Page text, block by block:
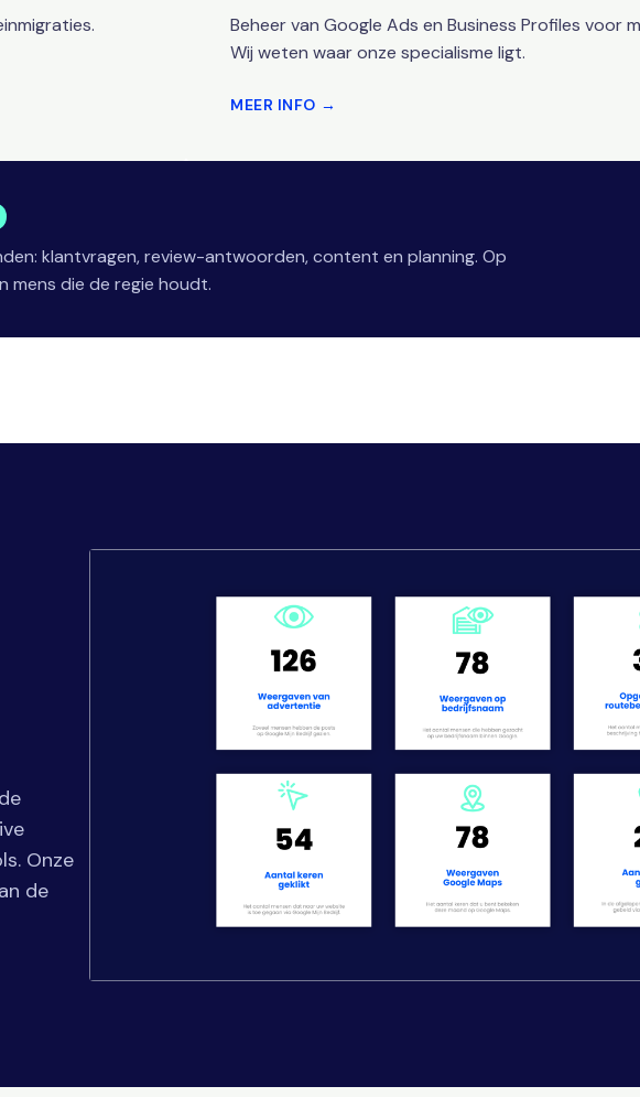
Beheer van Google Ads en Business Profiles voor
Wij weten waar onze specialisme ligt.
MEER INFO →
klantvragen, review-antwoorden, content en planning. Op
mens die de regie houdt.
Onze
de